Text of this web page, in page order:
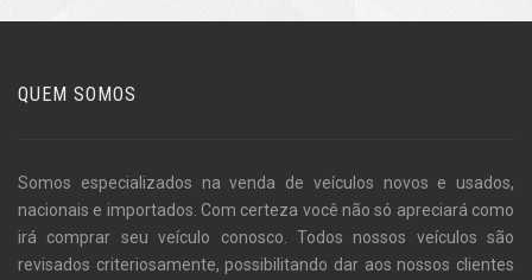
QUEM SOMOS
Somos especializados na venda de veículos novos e usados,
nacionais e importados. Com certeza você não só apreciará como
irá comprar seu veículo conosco. Todos nossos veículos são
revisados criteriosamente, possibilitando dar aos nossos clientes